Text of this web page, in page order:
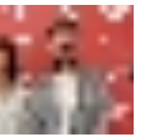
Diaz Cassou et Cristina Moreno,
Groupe Banque mondiale Maroc, ont
des fragilités du tissu productif
plusieurs secteurs à fort
l’investissement privé,
dans les prochaines années.